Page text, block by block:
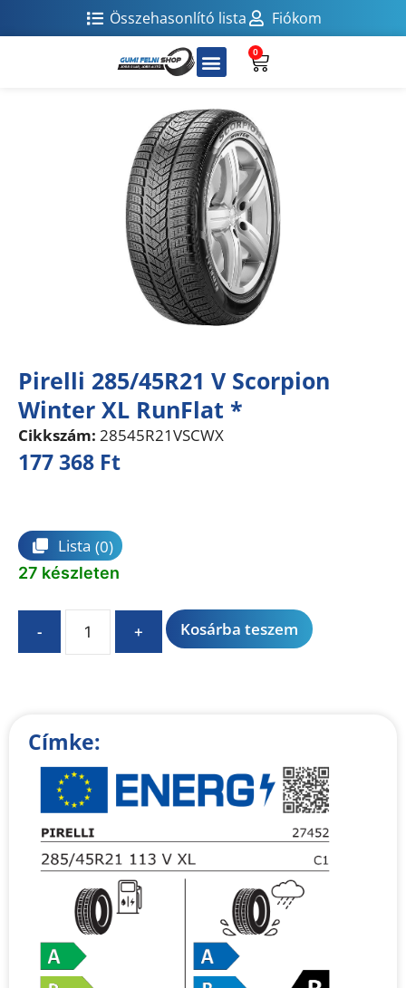
Összehasonlító lista Fiókom
0
Pirelli 285/45R21 V Scorpion
Winter XL RunFlat *
Cikkszám: 28545R21VSCWX
177 368 Ft
Lista (0)
27 készleten
- + Kosárba teszem
t
i
v
e
:
Címke: